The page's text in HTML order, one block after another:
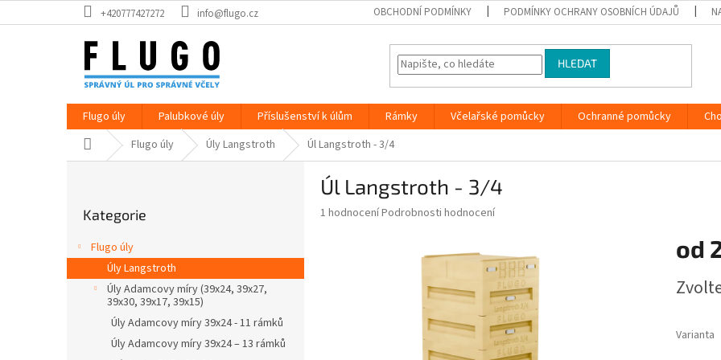
na
+420777427272 info@flugo.cz OBCHODNÍ PODMÍNKY PODMÍNKY OCHRANY OSOBNÍCH ÚDAJŮ
HLEDAT
Flugo úly Palubkové úly Příslušenství k úlům Rámky Včelařské pomůcky Ochranné pomůcky
Domů Flugo úly Úly Langstroth Úl Langstroth - 3/4
a
n
kategorie
Kategorie
Flugo úly
Úly Langstroth
Úly Adamcovy míry (39x24, 39x27,
39x30, 39x17, 39x15)
Úly Adamcovy míry 39x24 - 11 rámků
Úly Adamcovy míry 39x24 – 13 rámků
Úl Langstroth - 3/4
Průměrné
1 hodnoceníPodrobnosti hodnocení
od
cena:
Varianta